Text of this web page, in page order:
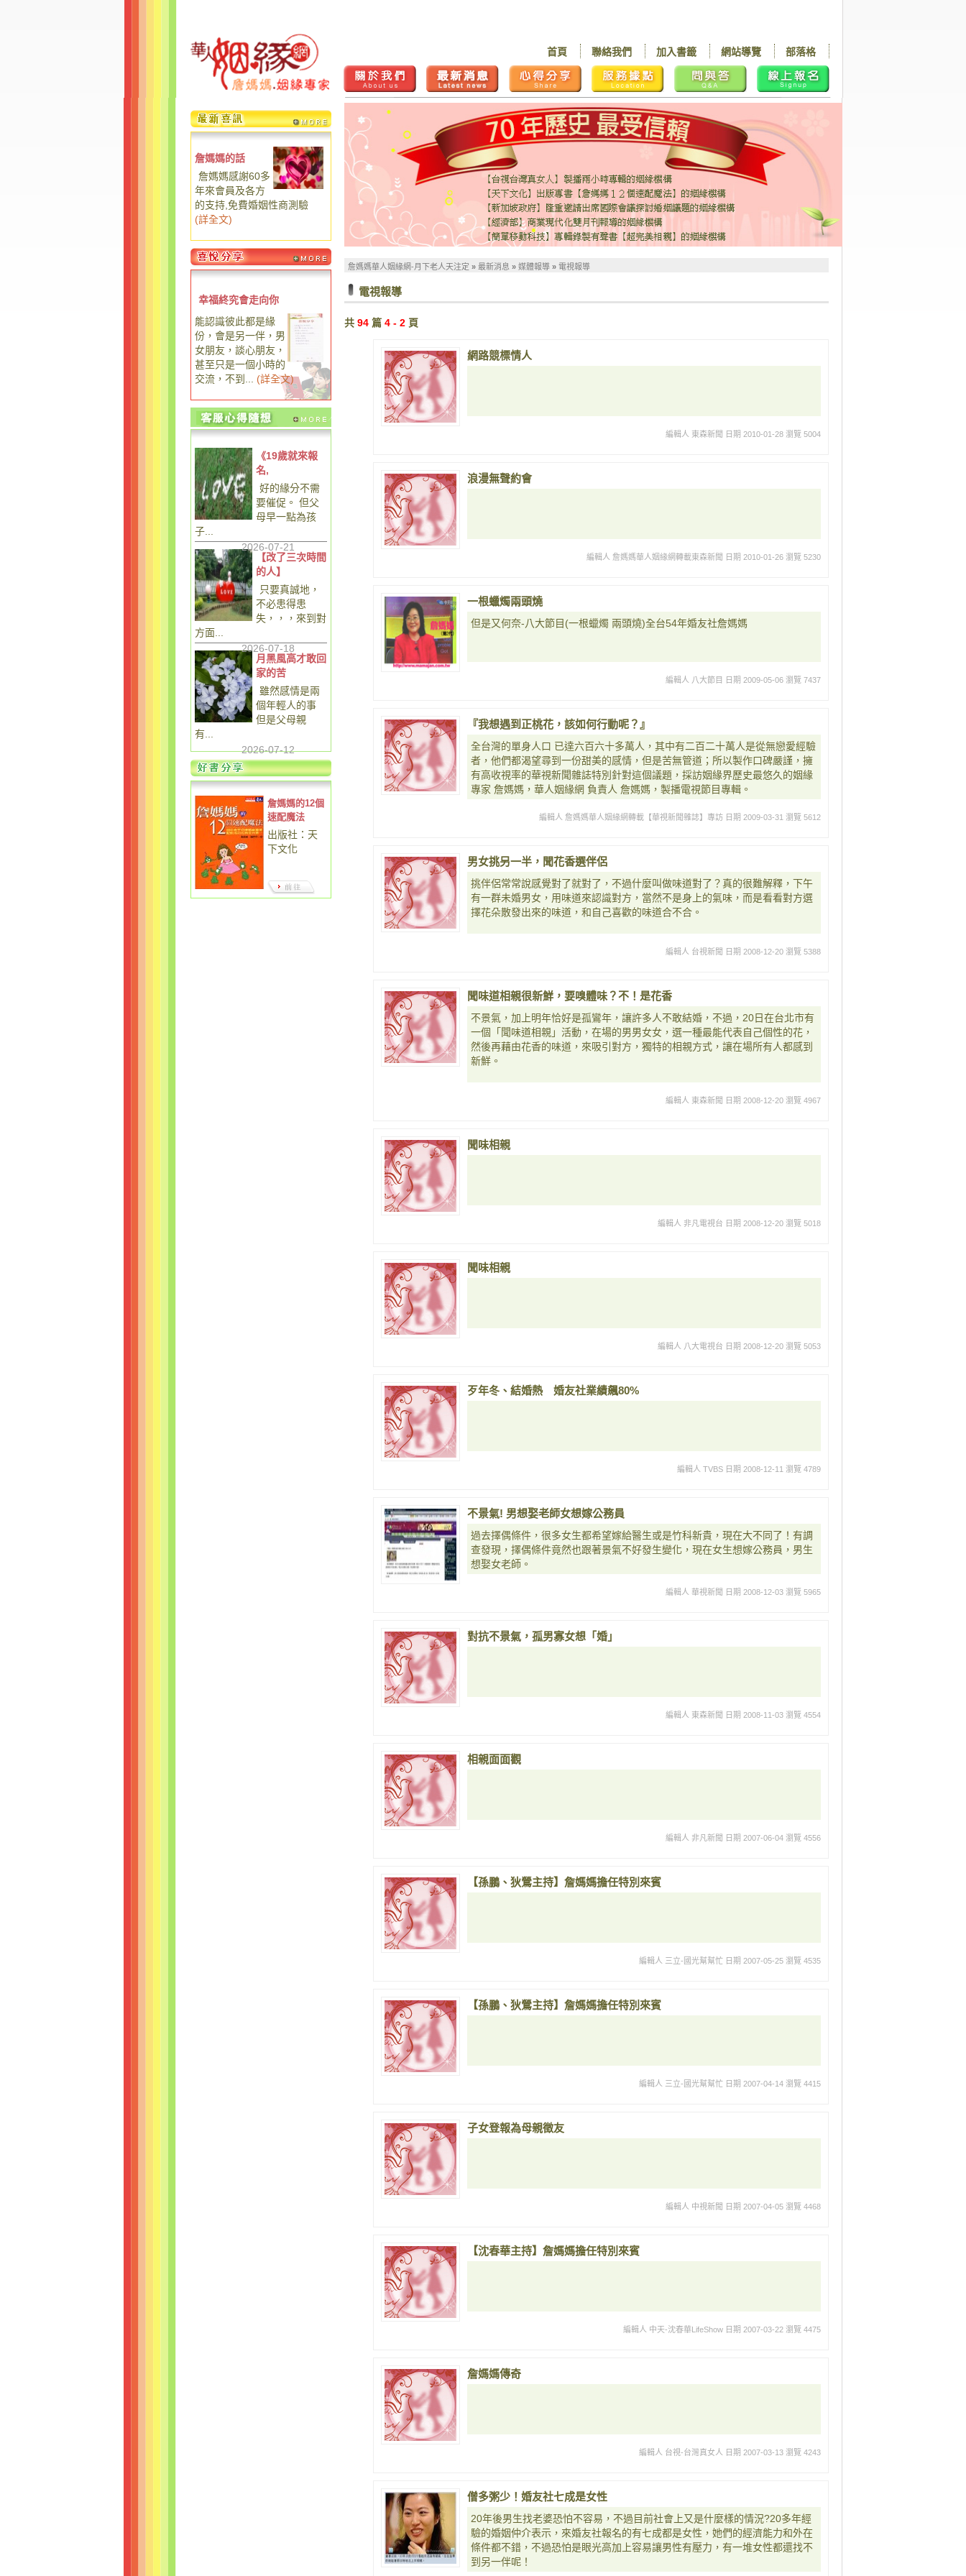
部落格
網站導覽
加入書籤
聯絡我們
首頁
詹媽媽的話
詹媽媽感謝60多
年來會員及各方
的支持,免費婚姻性商測驗
(詳全文)
幸福終究會走向你
能認識彼此都是緣
份，會是另一伴，男
女朋友，談心朋友，
甚至只是一個小時的
交流，不到...
(詳全文)
《19歲就來報
名,
好的緣分不需
要催促。 但父
母早一點為孩
子...
2026-07-21
【改了三次時間
的人】
只要真誠地，
不必患得患
失，，，來到對
方面...
2026-07-18
月黑風高才敢回
家的苦
雖然感情是兩
個年輕人的事
但是父母親
有...
2026-07-12
詹媽媽的12個
速配魔法
出版社：天
下文化
詹媽媽華人姻緣網-月下老人天注定 » 最新消息 » 媒體報導 » 電視報導
電視報導
共 94 篇 4 - 2 頁
網路競標情人
編輯人 東森新聞 日期 2010-01-28 瀏覽 5004
浪漫無聲約會
編輯人 詹媽媽華人姻緣網轉載東森新聞 日期 2010-01-26 瀏覽 5230
一根蠟燭兩頭燒
但是又何奈-八大節目(一根蠟燭 兩頭燒)全台54年婚友社詹媽媽
編輯人 八大節目 日期 2009-05-06 瀏覽 7437
『我想遇到正桃花，該如何行動呢？』
全台灣的單身人口 已達六百六十多萬人，其中有二百二十萬人是從無戀愛經驗
者，他們都渴望尋到一份甜美的感情，但是苦無管道；所以製作口碑嚴謹，擁
有高收視率的華視新聞雜誌特別針對這個議題，採訪姻緣界歷史最悠久的姻緣
專家 詹媽媽，華人姻緣網 負責人 詹媽媽，製播電視節目專輯。
編輯人 詹媽媽華人姻緣網轉載【華視新聞雜誌】專訪 日期 2009-03-31 瀏覽 5612
男女挑另一半，聞花香選伴侶
挑伴侶常常說感覺對了就對了，不過什麼叫做味道對了？真的很難解釋，下午
有一群未婚男女，用味道來認識對方，當然不是身上的氣味，而是看看對方選
擇花朵散發出來的味道，和自己喜歡的味道合不合。
編輯人 台視新聞 日期 2008-12-20 瀏覽 5388
聞味道相親很新鮮，要嗅體味？不！是花香
不景氣，加上明年恰好是孤鸞年，讓許多人不敢結婚，不過，20日在台北市有
一個「聞味道相親」活動，在場的男男女女，選一種最能代表自己個性的花，
然後再藉由花香的味道，來吸引對方，獨特的相親方式，讓在場所有人都感到
新鮮。
編輯人 東森新聞 日期 2008-12-20 瀏覽 4967
聞味相親
編輯人 非凡電視台 日期 2008-12-20 瀏覽 5018
聞味相親
編輯人 八大電視台 日期 2008-12-20 瀏覽 5053
歹年冬、結婚熱 婚友社業績飆80%
編輯人 TVBS 日期 2008-12-11 瀏覽 4789
不景氣! 男想娶老師女想嫁公務員
過去擇偶條件，很多女生都希望嫁給醫生或是竹科新貴，現在大不同了！有調
查發現，擇偶條件竟然也跟著景氣不好發生變化，現在女生想嫁公務員，男生
想娶女老師。
編輯人 華視新聞 日期 2008-12-03 瀏覽 5965
對抗不景氣，孤男寡女想「婚」
編輯人 東森新聞 日期 2008-11-03 瀏覽 4554
相親面面觀
編輯人 非凡新聞 日期 2007-06-04 瀏覽 4556
【孫鵬、狄鶯主持】詹媽媽擔任特別來賓
編輯人 三立-國光幫幫忙 日期 2007-05-25 瀏覽 4535
【孫鵬、狄鶯主持】詹媽媽擔任特別來賓
編輯人 三立-國光幫幫忙 日期 2007-04-14 瀏覽 4415
子女登報為母親徵友
編輯人 中視新聞 日期 2007-04-05 瀏覽 4468
【沈春華主持】詹媽媽擔任特別來賓
編輯人 中天-沈春華LifeShow 日期 2007-03-22 瀏覽 4475
詹媽媽傳奇
編輯人 台視-台灣真女人 日期 2007-03-13 瀏覽 4243
僧多粥少！婚友社七成是女性
20年後男生找老婆恐怕不容易，不過目前社會上又是什麼樣的情況?20多年經
驗的婚姻仲介表示，來婚友社報名的有七成都是女性，她們的經濟能力和外在
條件都不錯，不過恐怕是眼光高加上容易讓男性有壓力，有一堆女性都還找不
到另一伴呢！